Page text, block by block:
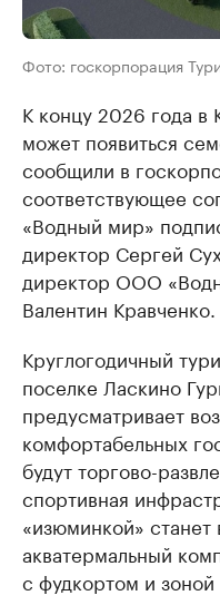
Фото: госкорпорация
К концу 2026 года в
может появиться
сообщили в
соответствующее
«Водный мир»
директор Сергей
директор ООО
Валентин Кравченко.
Круглогодичный
поселке Ласкино
предусматривает
комфортабельных
будут торгово-
спортивная
«изюминкой»
акватермальный
с фудкортом и зоной